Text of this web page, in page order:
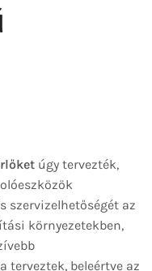
úgy tervezték,
szervizelhetőségét az
környezetekben,
terveztek, beleértve az